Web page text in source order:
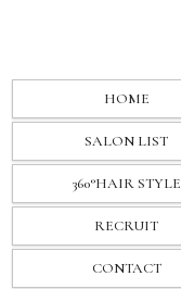
HOME
SALON LIST
360°HAIR STYLE
RECRUIT
CONTACT